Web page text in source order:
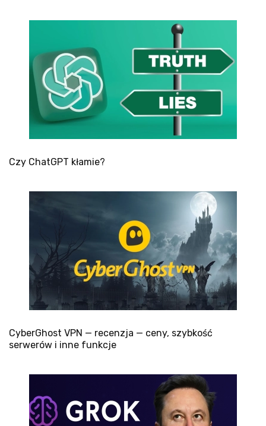
Czy ChatGPT kłamie?
CyberGhost VPN — recenzja — ceny, szybkość
serwerów i inne funkcje